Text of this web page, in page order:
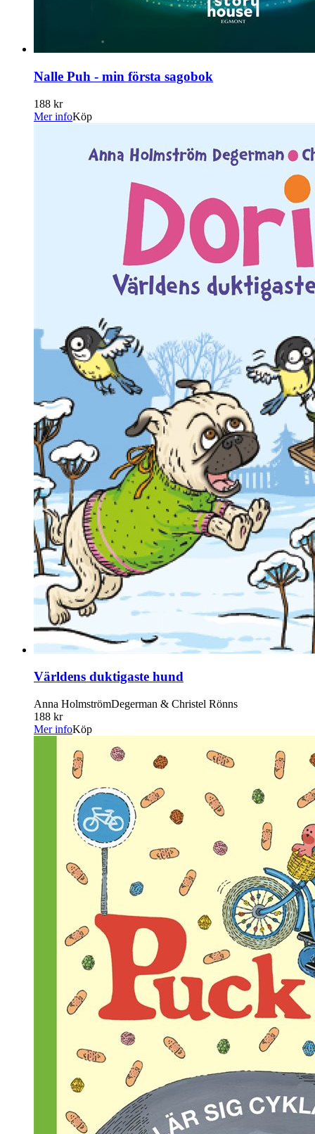
Nalle Puh - min första sagobok
188 kr
Mer infoKöp
Världens duktigaste hund
Anna HolmströmDegerman & Christel Rönns
188 kr
Mer infoKöp